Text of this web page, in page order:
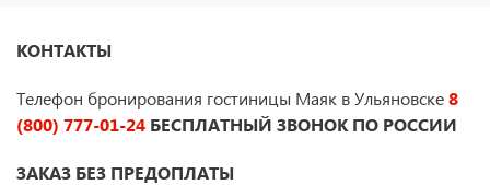
КОНТАКТЫ
Телефон бронирования гостиницы Маяк в Ульяновске8
(800) 777-01-24 БЕСПЛАТНЫЙ ЗВОНОК ПО РОССИИ
ЗАКАЗ БЕЗ ПРЕДОПЛАТЫ